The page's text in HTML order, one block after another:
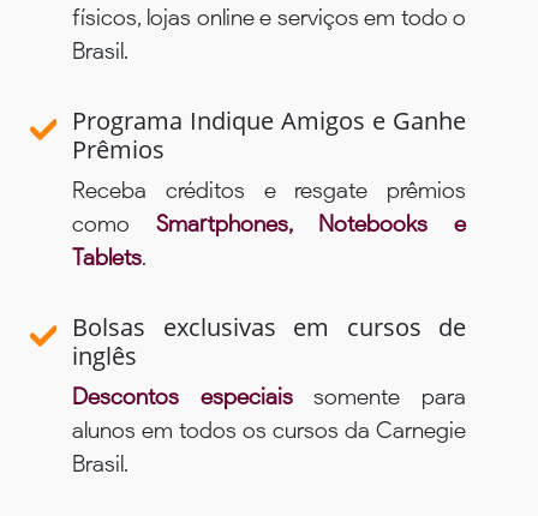
físicos, lojas online e serviços em todo o
Brasil.
Programa Indique Amigos e Ganhe
Prêmios
Receba créditos e resgate prêmios
como Smartphones, Notebooks e
Tablets.
Bolsas exclusivas em cursos de
inglês
Descontos especiaissomente para
alunos em todos os cursos da Carnegie
Brasil.